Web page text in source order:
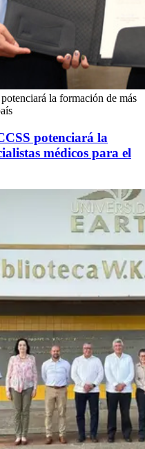
la formación de más
potenciará la
médicos para el